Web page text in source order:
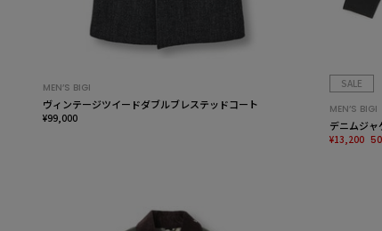
MEN’S BIGI
ヴィンテージツイードダブルブレステッドコート
¥99,000
SALE
MEN’S BIGI
デニムジャ
¥13,200